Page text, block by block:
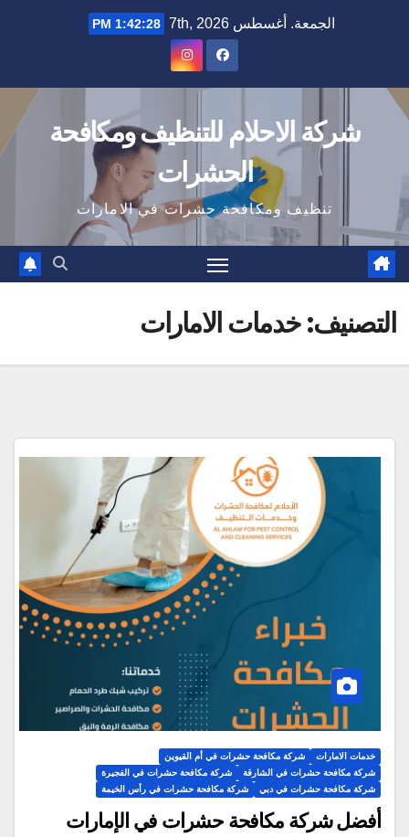
الجمعة. أغسطس 7th, 2026 1:42:29 PM
شركة الاحلام للتنظيف ومكافحة
الحشرات
تنظيف ومكافحة حشرات في الامارات
التصنيف:خدمات الامارات
خدمات الامارات
شركة مكافحة حشرات في أم القيوين
شركة مكافحة حشرات في الشارقة
شركة مكافحة حشرات في الفجيرة
شركة مكافحة حشرات في دبي
شركة مكافحة حشرات في رأس الخيمة
أفضل شركة مكافحة حشرات في الإمارات